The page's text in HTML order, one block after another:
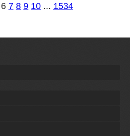
6 7 8 9 10 ... 1534